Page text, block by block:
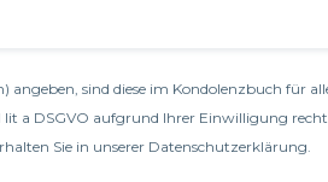
sind diese im Kondolenzbuch für
a DSGVO aufgrund Ihrer Einwilligung
Sie in unserer Datenschutzerklärung.